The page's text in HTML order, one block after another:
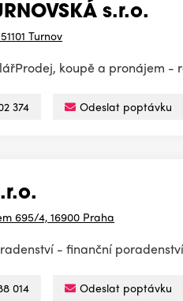
s.r.o.
Turnov
koupě a pronájem
374 Odeslat poptávku
695/4, 16900 Praha
- finanční
014 Odeslat poptávku